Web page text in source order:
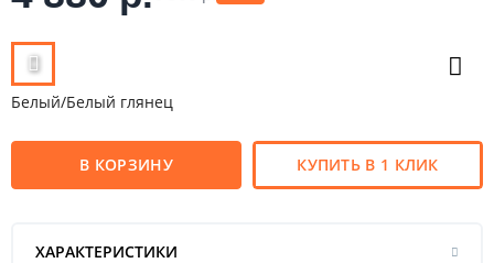
Белый/Белый глянец
В КОРЗИНУ КУПИТЬ В 1 КЛИК
ХАРАКТЕРИСТИКИ